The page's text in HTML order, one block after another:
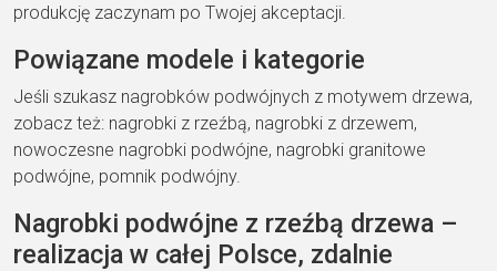
produkcję zaczynam po Twojej akceptacji.
Powiązane modele i kategorie
Jeśli szukasz nagrobków podwójnych z motywem drzewa,
zobacz też: nagrobki z rzeźbą, nagrobki z drzewem,
nowoczesne nagrobki podwójne, nagrobki granitowe
podwójne, pomnik podwójny.
Nagrobki podwójne z rzeźbą drzewa –
realizacja w całej Polsce, zdalnie